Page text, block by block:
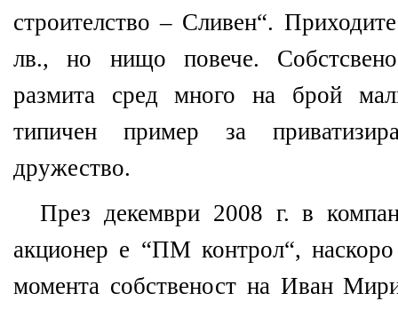
строителство – Сливен“.
лв., но нищо повече.
размита сред много на брой
типичен пример за
дружество.
През декември 2008 г. в
акционер е “ПМ контрол“,
момента собственост на Иван